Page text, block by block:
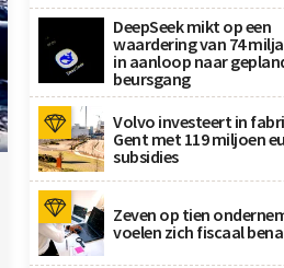
DeepSeek mikt op een
waardering van 74
in aanloop naar
beursgang
Volvo investeert in
Gent met 119 miljoen
subsidies
Zeven op tien
voelen zich fiscaal